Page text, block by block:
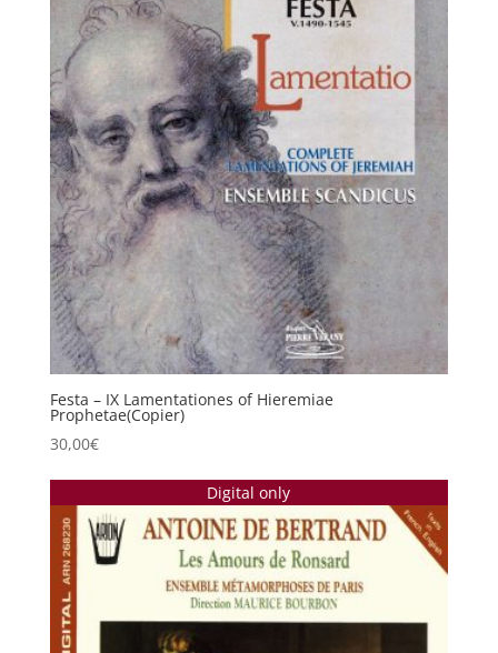
Festa – IX Lamentationes of Hieremiae
Prophetae(Copier)
30,00€
Digital only